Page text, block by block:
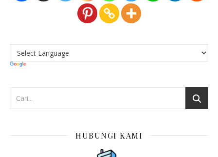
HUBUNGI KAMI